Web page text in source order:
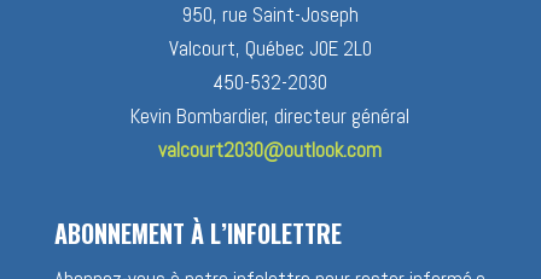
950, rue Saint-Joseph
Valcourt, Québec J0E 2L0
450-532-2030
Kevin Bombardier, directeur général
valcourt2030@outlook.com
ABONNEMENT À L’INFOLETTRE